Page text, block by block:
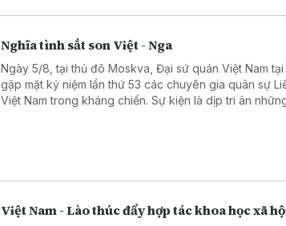
Nghĩa tình sắt son Việt - Nga
Ngày 5/8, tại thủ đô Moskva, Đại sứ quán Việt Nam
gặp mặt kỷ niệm lần thứ 53 các chuyên gia quân sự
Việt Nam trong kháng chiến. Sự kiện là dịp tri ân
Việt Nam - Lào thúc đẩy hợp tác khoa học xã